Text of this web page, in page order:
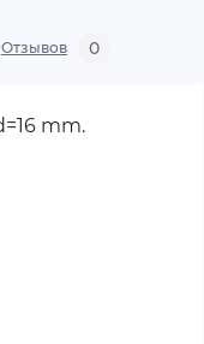
Отзывов 0
mm.